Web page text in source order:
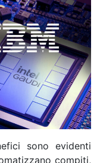
sono evidenti
compiti,